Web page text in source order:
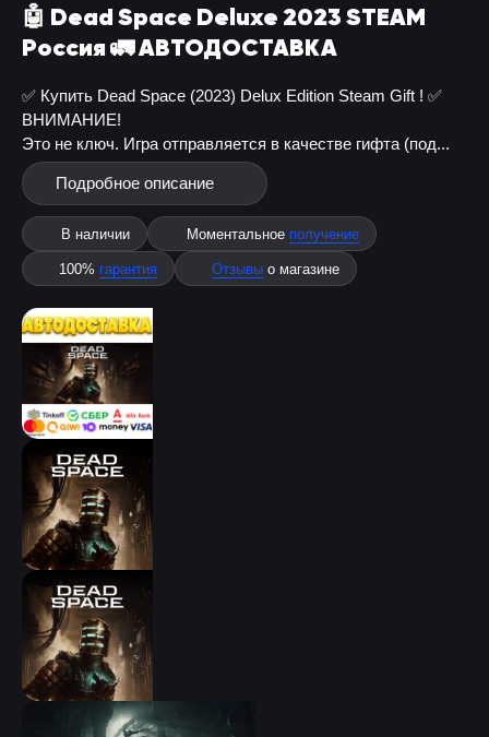
🤖 Dead Space Deluxe 2023 STEAM
Россия 🚛 АВТОДОСТАВКА
✅ Купить Dead Space (2023) Delux Edition Steam Gift ! ✅
ВНИМАНИЕ!
Это не ключ. Игра отправляется в качестве гифта (под...
Подробное описание
В наличии Моментальное получение
100% гарантия Отзывы о магазине